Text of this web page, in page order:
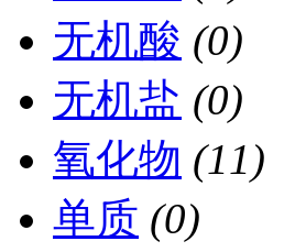
无机酸 (0)
无机盐 (0)
氧化物 (11)
单质 (0)